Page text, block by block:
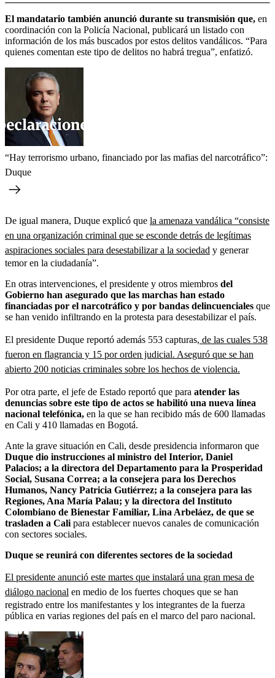
El mandatario también anunció durante su transmisión que, en
coordinación con la Policía Nacional, publicará un listado con
información de los más buscados por estos delitos vandálicos. “Para
quienes comentan este tipo de delitos no habrá tregua”, enfatizó.
“Hay terrorismo urbano, financiado por las mafias del narcotráfico”:
Duque
De igual manera, Duque explicó que la amenaza vandálica “consiste
en una organización criminal que se esconde detrás de legítimas
aspiraciones sociales para desestabilizar a la sociedad y generar
temor en la ciudadanía”.
En otras intervenciones, el presidente y otros miembros del
Gobierno han asegurado que las marchas han estado
financiadas por el narcotráfico y por bandas delincuenciales que
se han venido infiltrando en la protesta para desestabilizar el país.
El presidente Duque reportó además 553 capturas, de las cuales 538
fueron en flagrancia y 15 por orden judicial. Aseguró que se han
abierto 200 noticias criminales sobre los hechos de violencia.
Por otra parte, el jefe de Estado reportó que para atender las
denuncias sobre este tipo de actos se habilitó una nueva línea
nacional telefónica, en la que se han recibido más de 600 llamadas
en Cali y 410 llamadas en Bogotá.
Ante la grave situación en Cali, desde presidencia informaron que
Duque dio instrucciones al ministro del Interior, Daniel
Palacios; a la directora del Departamento para la Prosperidad
Social, Susana Correa; a la consejera para los Derechos
Humanos, Nancy Patricia Gutiérrez; a la consejera para las
Regiones, Ana María Palau; y la directora del Instituto
Colombiano de Bienestar Familiar, Lina Arbeláez, de que se
trasladen a Cali para establecer nuevos canales de comunicación
con sectores sociales.
Duque se reunirá con diferentes sectores de la sociedad
El presidente anunció este martes que instalará una gran mesa de
diálogo nacional en medio de los fuertes choques que se han
registrado entre los manifestantes y los integrantes de la fuerza
pública en varias regiones del país en el marco del paro nacional.